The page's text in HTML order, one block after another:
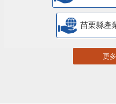
苗栗縣產
更多